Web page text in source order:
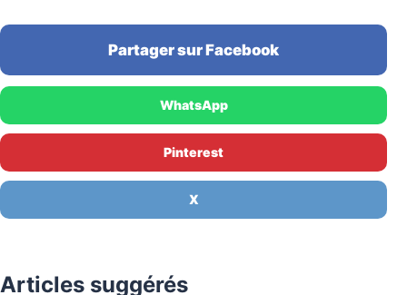
Partager sur Facebook
WhatsApp
Pinterest
X
Articles suggérés